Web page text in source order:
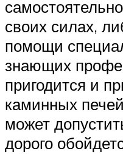
своих силах,
помощи
знающих
пригодится и
каминных
может
дорого